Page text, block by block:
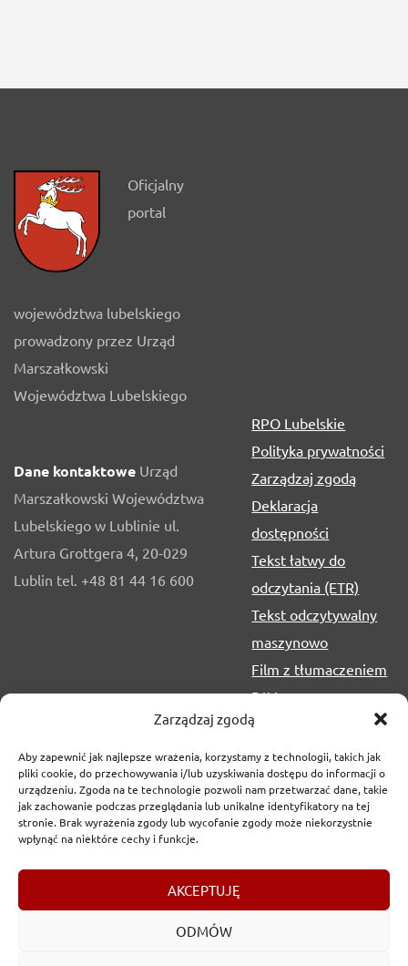
Zarządzaj zgodą
Aby zapewnić jak najlepsze wrażenia, korzystamy z technologii, takich jak
pliki cookie, do przechowywania i/lub uzyskiwania dostępu do informacji o
urządzeniu. Zgoda na te technologie pozwoli nam przetwarzać dane, takie
jak zachowanie podczas przeglądania lub unikalne identyfikatory na tej
stronie. Brak wyrażenia zgody lub wycofanie zgody może niekorzystnie
wpłynąć na niektóre cechy i funkcje.
AKCEPTUJĘ
ODMÓW
Oficjalny
portal
województwa lubelskiego
prowadzony przez Urząd
Marszałkowski
Województwa Lubelskiego
Dane kontaktowe Urząd
Marszałkowski Województwa
Lubelskiego w Lublinie ul.
Artura Grottgera 4, 20-029
Lublin tel. +48 81 44 16 600
RPO Lubelskie
Polityka prywatności
Zarządzaj zgodą
Deklaracja
dostępności
Tekst łatwy do
odczytania (ETR)
Tekst odczytywalny
maszynowo
Film z tłumaczeniem
PJM
2017-2026 © Urząd Marszałkowski Województwa
Lubelskiego w Lublinie